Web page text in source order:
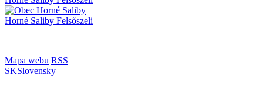
Horné Saliby Felsőszeli
Mapa webu RSS
SKSlovensky